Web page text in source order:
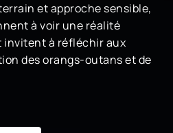
et approche sensible,
à voir une réalité
invitent à réfléchir aux
des orangs-outans et de